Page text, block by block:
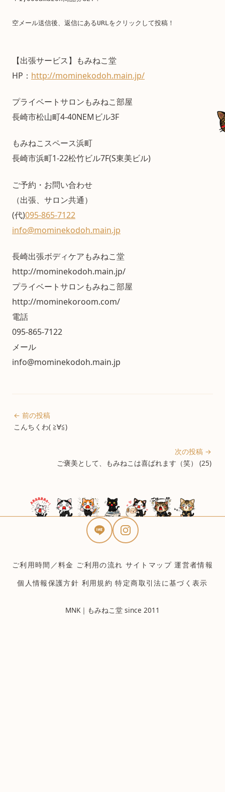
空メール送信後、返信にあるURLをクリックして投稿！
【出張サービス】もみねこ堂
HP： http://mominekodoh.main.jp/
プライベートサロンもみねこ部屋
長崎市松山町4-40NEMビル3F
もみねこスペース浜町
長崎市浜町1-22松竹ビル7F(S東美ビル)
ご予約・お問い合わせ
（出張、サロン共通）
(代)095-865-7122
info@mominekodoh.main.jp
長崎出張ボディケアもみねこ堂
http://mominekodoh.main.jp/
プライベートサロンもみねこ部屋
http://mominekoroom.com/
電話
095-865-7122
メール
info@mominekodoh.main.jp
← 前の投稿
こんちくわ( ≧∀≦)
次の投稿 →
ご褒美として、もみねこは喜ばれます（笑） (25)
ご利用時間／料金 ご利用の流れ サイトマップ 運営者情報
個人情報保護方針 利用規約 特定商取引法に基づく表示
MNK｜もみねこ堂 since 2011